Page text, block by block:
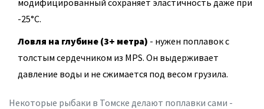
-25°C.
Ловля на глубине (3+ метра) - нужен поплавок с
толстым сердечником из MPS. Он выдерживает
давление воды и не сжимается под весом грузила.
Некоторые рыбаки в Томске делают поплавки сами -